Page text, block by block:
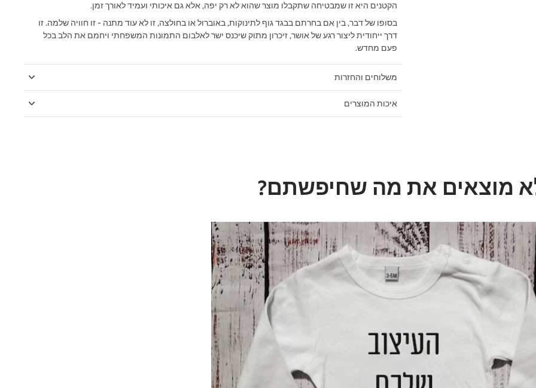
הקטנים היא זו שמבטיחה שתקבלו מוצר שהוא לא רק יפה, אלא גם איכותי ועמיד לאורך זמן.
בסופו של דבר, בין אם בחרתם בבגד גוף לתינוקות, באוברול או בחולצה, זו לא עוד מתנה - זו חוויה שלמה. זו
דרך ייחודית ליצור רגע של אושר, זיכרון מתוק שיכנס ישר לאלבום התמונות המשפחתי ויחמם את הלב בכל
פעם מחדש.
משלוחים והחזרות
איכות המוצרים
מוצאים את מה שחיפשתם?